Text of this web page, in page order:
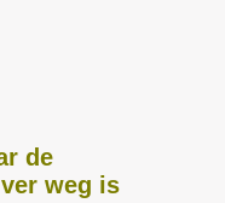
de
weg is